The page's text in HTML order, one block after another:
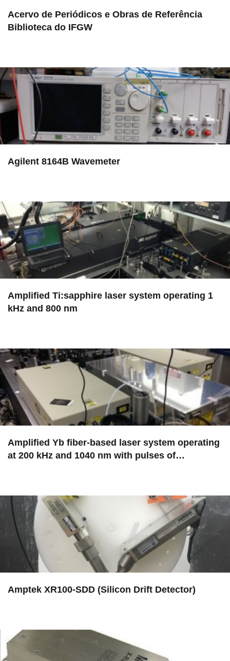
Acervo de Periódicos e Obras de Referência
Biblioteca do IFGW
Agilent 8164B Wavemeter
Amplified Ti:sapphire laser system operating 1
kHz and 800 nm
Amplified Yb fiber-based laser system operating
at 200 kHz and 1040 nm with pulses of…
Amptek XR100-SDD (Silicon Drift Detector)